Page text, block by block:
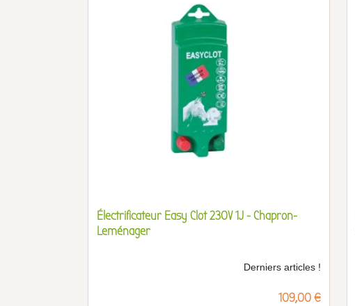
Électrificateur Easy Clot 230V 1J - Chapron-
Leménager
Derniers articles !
Prix
109,00 €